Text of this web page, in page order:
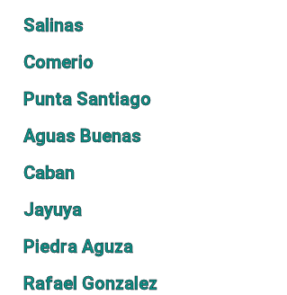
Salinas
Comerio
Punta Santiago
Aguas Buenas
Caban
Jayuya
Piedra Aguza
Rafael Gonzalez